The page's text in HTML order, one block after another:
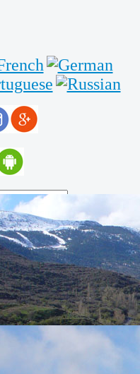
XTREM
abrirán este sábado